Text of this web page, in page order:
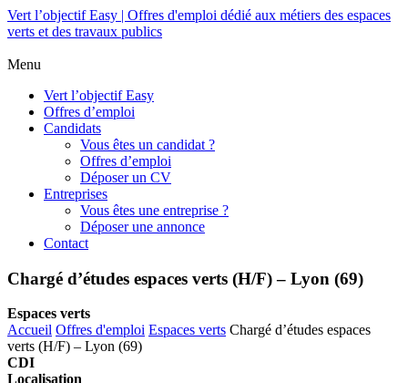
Vert l’objectif Easy | Offres d'emploi dédié aux métiers des espaces
verts et des travaux publics
Menu
Vert l’objectif Easy
Offres d’emploi
Candidats
Vous êtes un candidat ?
Offres d’emploi
Déposer un CV
Entreprises
Vous êtes une entreprise ?
Déposer une annonce
Contact
Chargé d’études espaces verts (H/F) – Lyon (69)
Espaces verts
Accueil Offres d'emploi Espaces verts Chargé d’études espaces
verts (H/F) – Lyon (69)
CDI
Localisation